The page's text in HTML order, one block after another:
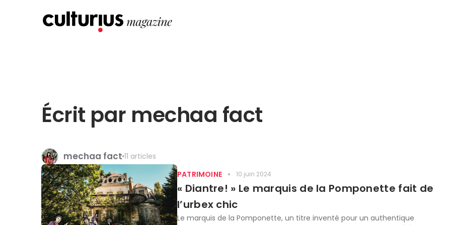
Écrit par mechaa fact
mechaa fact 11 articles
PATRIMOINE
10 juin 2024
« Diantre! » Le marquis de la Pomponette fait de
l’urbex chic
Le marquis de la Pomponette, un titre inventé pour un authentique